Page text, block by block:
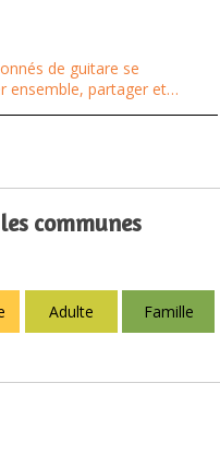
de guitare se
ensemble, partager et…
communes
Adulte Famille